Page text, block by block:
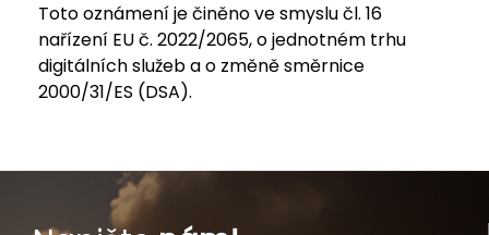
Toto oznámení je činěno ve smyslu čl. 16
nařízení EU č. 2022/2065, o jednotném trhu
digitálních služeb a o změně směrnice
2000/31/ES (DSA).